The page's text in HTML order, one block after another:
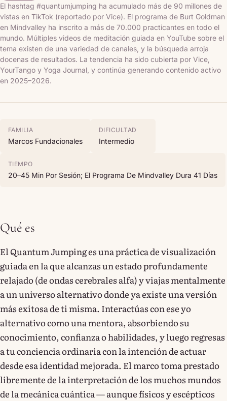
El hashtag #quantumjumping ha acumulado más de 90 millones de
vistas en TikTok (reportado por Vice). El programa de Burt Goldman
en Mindvalley ha inscrito a más de 70.000 practicantes en todo el
mundo. Múltiples videos de meditación guiada en YouTube sobre el
tema existen de una variedad de canales, y la búsqueda arroja
docenas de resultados. La tendencia ha sido cubierta por Vice,
YourTango y Yoga Journal, y continúa generando contenido activo
en 2025–2026.
FAMILIA
Marcos Fundacionales
DIFICULTAD
Intermedio
TIEMPO
20–45 Min Por Sesión; El Programa De Mindvalley Dura 41 Días
Qué es
El Quantum Jumping es una práctica de visualización
guiada en la que alcanzas un estado profundamente
relajado (de ondas cerebrales alfa) y viajas mentalmente
a un universo alternativo donde ya existe una versión
más exitosa de ti misma. Interactúas con ese yo
alternativo como una mentora, absorbiendo su
conocimiento, confianza o habilidades, y luego regresas
a tu conciencia ordinaria con la intención de actuar
desde esa identidad mejorada. El marco toma prestado
libremente de la interpretación de los muchos mundos
de la mecánica cuántica — aunque físicos y escépticos